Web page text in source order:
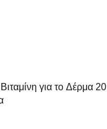
για τo Δέρμα 20